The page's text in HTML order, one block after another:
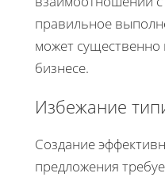
правильное
может
бизнесе.
Избежание
Создание
предложения